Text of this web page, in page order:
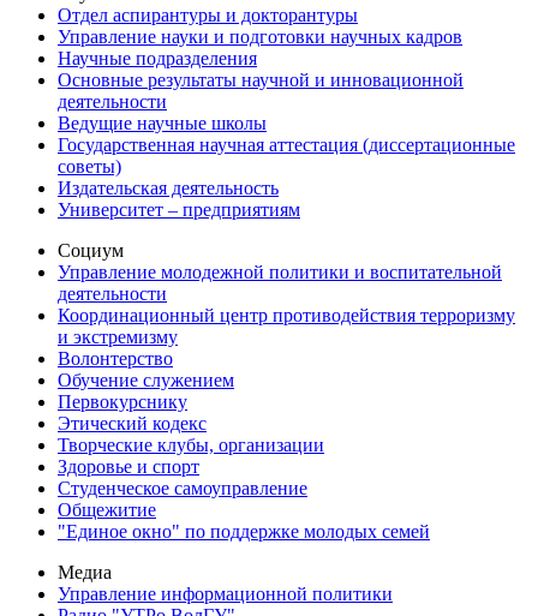
Отдел аспирантуры и докторантуры
Управление науки и подготовки научных кадров
Научные подразделения
Основные результаты научной и инновационной
деятельности
Ведущие научные школы
Государственная научная аттестация (диссертационные
советы)
Издательская деятельность
Университет – предприятиям
Социум
Управление молодежной политики и воспитательной
деятельности
Координационный центр противодействия терроризму
и экстремизму
Волонтерство
Обучение служением
Первокурснику
Этический кодекс
Творческие клубы, организации
Здоровье и спорт
Студенческое самоуправление
Общежитие
"Единое окно" по поддержке молодых семей
Медиа
Управление информационной политики